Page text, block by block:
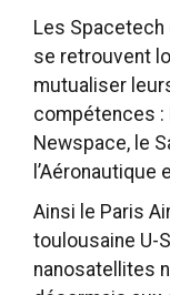
Les
se retrouvent
mutualiser
compétences :
Newspace, le
l’Aéronautique
Ainsi le Paris
toulousaine U-
nanosatellites